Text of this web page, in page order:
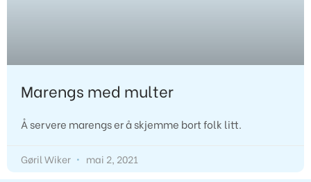
Marengs med multer
Å servere marengs er å skjemme bort folk litt.
Gøril Wiker mai 2, 2021